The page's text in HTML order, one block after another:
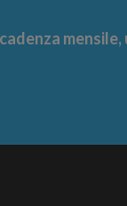
mensile,